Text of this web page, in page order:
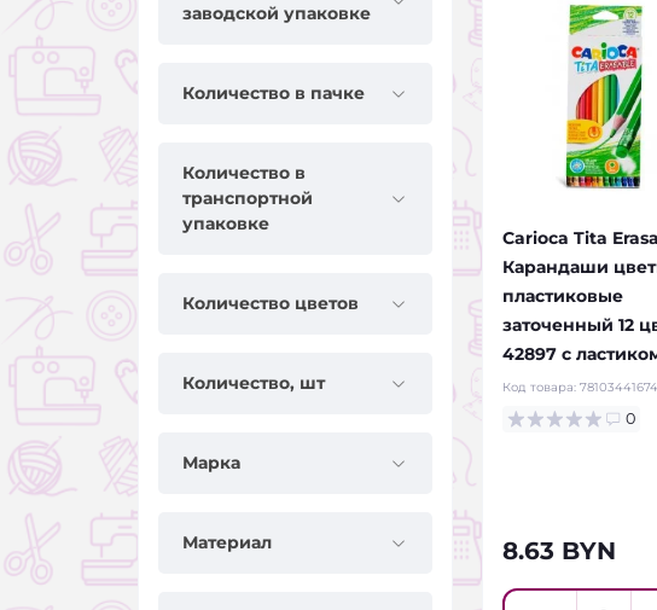
заводской упаковке
Количество в пачке
Количество в
транспортной
упаковке
Количество цветов
Количество, шт
Марка
Материал
Carioca Tita
Карандаши
пластиковые
заточенный 12
42897 с
Код товара: 78103441674
0
8.63 BYN